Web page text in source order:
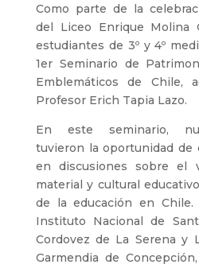
Como parte de la
del Liceo Enrique Molina
estudiantes de 3º y 4º
1er Seminario de
Emblemáticos de Chile,
Profesor Erich Tapia Lazo.
En este seminario,
tuvieron la oportunidad de
en discusiones sobre el
material y cultural
de la educación en
Instituto Nacional de
Cordovez de La Serena y
Garmendia de